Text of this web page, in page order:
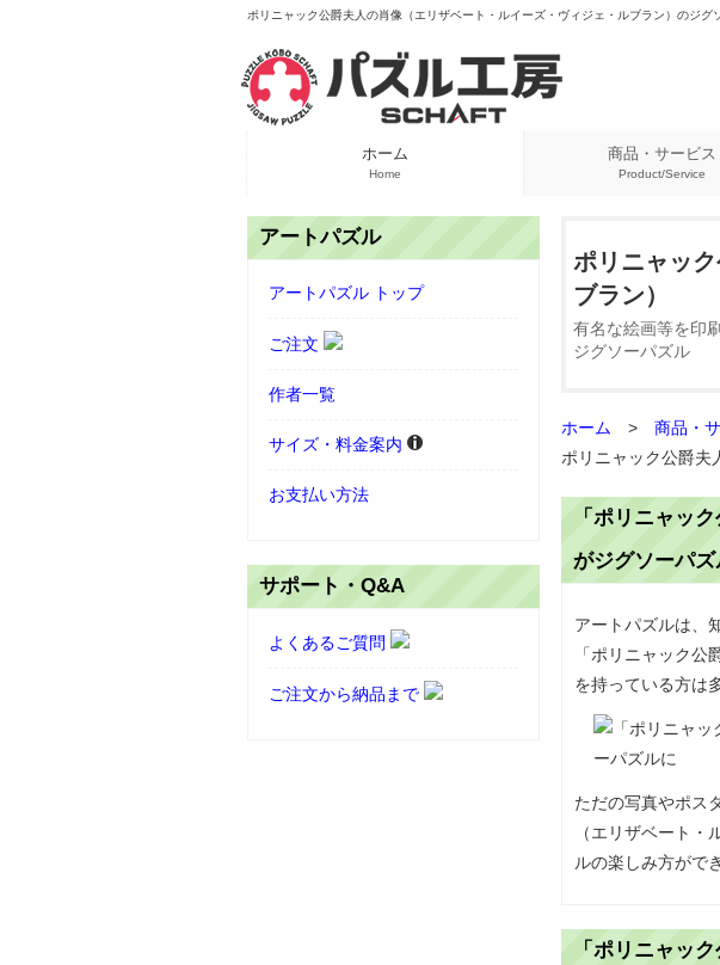
ポリニャック公爵夫人の肖像（エリザベート・ルイーズ・ヴィジェ・ルブラン）のジグ
ホーム
Home
商品・サービス
Product/Service
ポリニャッ
ブラン）
有名な絵画等を印
ジグソーパズル
ホーム > 商品・
ポリニャック公爵夫
「ポリニャッ
がジグソーパズ
アートパズルは、
「ポリニャック
を持っている方は
ただの写真やポス
（エリザベート
ルの楽しみ方がで
「ポリニャッ
アートパズル
アートパズル トップ
ご注文
作者一覧
サイズ・料金案内
お支払い方法
サポート・Q&A
よくあるご質問
ご注文から納品まで